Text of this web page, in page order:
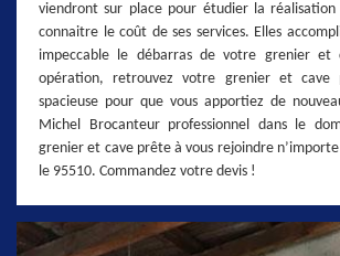
viendront sur place pour étudier la
connaitre le coût de ses services. Elles
impeccable le débarras de votre grenier et
opération, retrouvez votre grenier et cave
spacieuse pour que vous apportiez de
Michel Brocanteur professionnel dans le
grenier et cave prête à vous rejoindre
le 95510. Commandez votre devis !